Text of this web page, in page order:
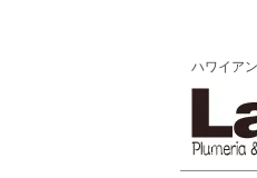
ハワイア